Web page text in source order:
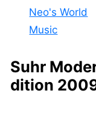
Neo's World
Music
Suhr
dition